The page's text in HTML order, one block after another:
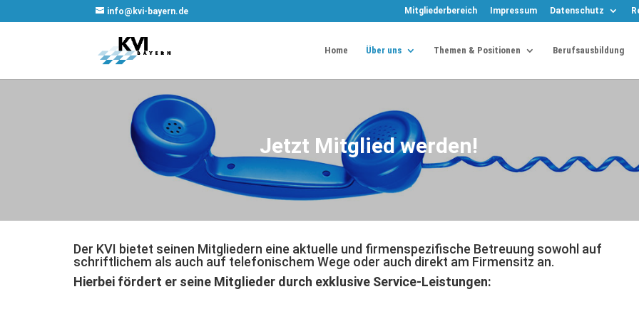
info@kvi-bayern.de Mitgliederbereich Impressum Datenschutz
Home Über uns Themen & Positionen Berufsausbildung
Jetzt Mitglied werden!
Der KVI bietet seinen Mitgliedern eine aktuelle und firmenspezifische Betreuung sowohl auf
schriftlichem als auch auf telefonischem Wege oder auch direkt am Firmensitz an.
Hierbei fördert er seine Mitglieder durch exklusive Service-Leistungen: